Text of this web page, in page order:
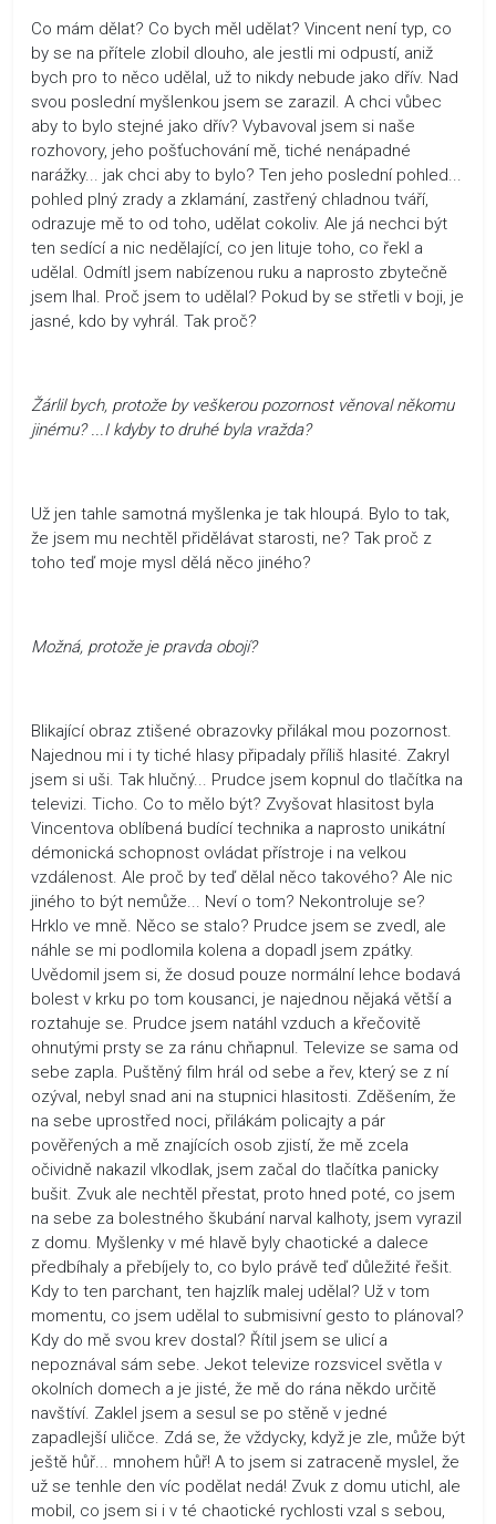
Co mám dělat? Co bych měl udělat? Vincent není typ, co
by se na přítele zlobil dlouho, ale jestli mi odpustí, aniž
bych pro to něco udělal, už to nikdy nebude jako dřív. Nad
svou poslední myšlenkou jsem se zarazil. A chci vůbec
aby to bylo stejné jako dřív? Vybavoval jsem si naše
rozhovory, jeho pošťuchování mě, tiché nenápadné
narážky... jak chci aby to bylo? Ten jeho poslední pohled...
pohled plný zrady a zklamání, zastřený chladnou tváří,
odrazuje mě to od toho, udělat cokoliv. Ale já nechci být
ten sedící a nic nedělající, co jen lituje toho, co řekl a
udělal. Odmítl jsem nabízenou ruku a naprosto zbytečně
jsem lhal. Proč jsem to udělal? Pokud by se střetli v boji, je
jasné, kdo by vyhrál. Tak proč?
Žárlil bych, protože by veškerou pozornost věnoval někomu
jinému? ...I kdyby to druhé byla vražda?
Už jen tahle samotná myšlenka je tak hloupá. Bylo to tak,
že jsem mu nechtěl přidělávat starosti, ne? Tak proč z
toho teď moje mysl dělá něco jiného?
Možná, protože je pravda obojí?
Blikající obraz ztišené obrazovky přilákal mou pozornost.
Najednou mi i ty tiché hlasy připadaly příliš hlasité. Zakryl
jsem si uši. Tak hlučný... Prudce jsem kopnul do tlačítka na
televizi. Ticho. Co to mělo být? Zvyšovat hlasitost byla
Vincentova oblíbená budící technika a naprosto unikátní
démonická schopnost ovládat přístroje i na velkou
vzdálenost. Ale proč by teď dělal něco takového? Ale nic
jiného to být nemůže... Neví o tom? Nekontroluje se?
Hrklo ve mně. Něco se stalo? Prudce jsem se zvedl, ale
náhle se mi podlomila kolena a dopadl jsem zpátky.
Uvědomil jsem si, že dosud pouze normální lehce bodavá
bolest v krku po tom kousanci, je najednou nějaká větší a
roztahuje se. Prudce jsem natáhl vzduch a křečovitě
ohnutými prsty se za ránu chňapnul. Televize se sama od
sebe zapla. Puštěný film hrál od sebe a řev, který se z ní
ozýval, nebyl snad ani na stupnici hlasitosti. Zděšením, že
na sebe uprostřed noci, přilákám policajty a pár
pověřených a mě znajících osob zjistí, že mě zcela
očividně nakazil vlkodlak, jsem začal do tlačítka panicky
bušit. Zvuk ale nechtěl přestat, proto hned poté, co jsem
na sebe za bolestného škubání narval kalhoty, jsem vyrazil
z domu. Myšlenky v mé hlavě byly chaotické a dalece
předbíhaly a přebíjely to, co bylo právě teď důležité řešit.
Kdy to ten parchant, ten hajzlík malej udělal? Už v tom
momentu, co jsem udělal to submisivní gesto to plánoval?
Kdy do mě svou krev dostal? Řítil jsem se ulicí a
nepoznával sám sebe. Jekot televize rozsvicel světla v
okolních domech a je jisté, že mě do rána někdo určitě
navštíví. Zaklel jsem a sesul se po stěně v jedné
zapadlejší uličce. Zdá se, že vždycky, když je zle, může být
ještě hůř... mnohem hůř! A to jsem si zatraceně myslel, že
už se tenhle den víc podělat nedá! Zvuk z domu utichl, ale
mobil, co jsem si i v té chaotické rychlosti vzal s sebou,